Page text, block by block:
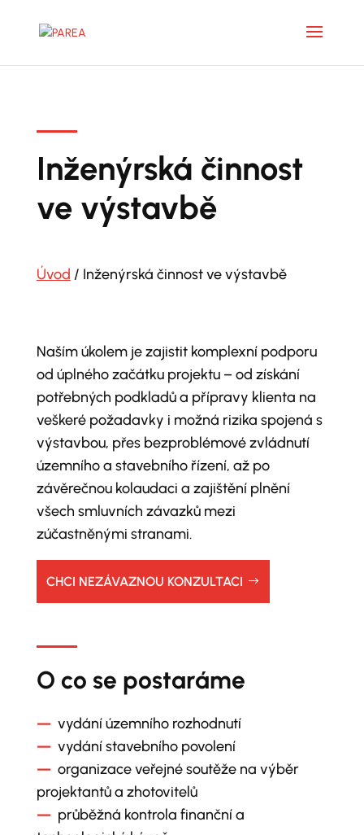
Inženýrská činnost
ve výstavbě
Úvod / Inženýrská činnost ve výstavbě
Naším úkolem je zajistit komplexní podporu
od úplného začátku projektu – od získání
potřebných podkladů a přípravy klienta na
veškeré požadavky i možná rizika spojená s
výstavbou, přes bezproblémové zvládnutí
územního a stavebního řízení, až po
závěrečnou kolaudaci a zajištění plnění
všech smluvních závazků mezi
zúčastněnými stranami.
CHCI NEZÁVAZNOU KONZULTACI
O co se postaráme
—vydání územního rozhodnutí
—vydání stavebního povolení
—organizace veřejné soutěže na výběr
projektantů a zhotovitelů
—průběžná kontrola finanční a